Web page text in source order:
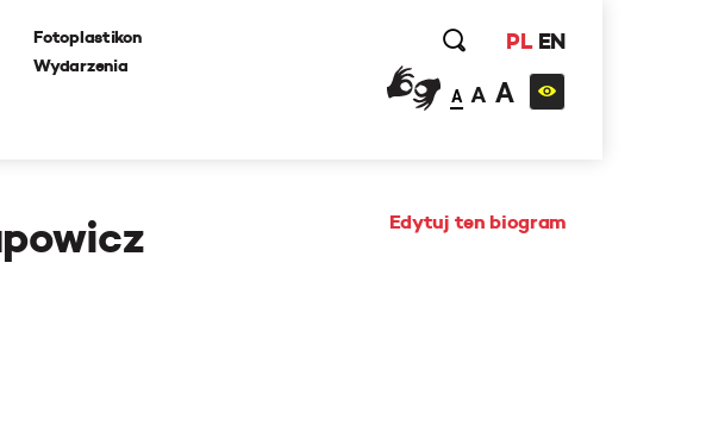
Fotoplastikon
Wydarzenia
PL EN
A A A
Edytuj ten biogram